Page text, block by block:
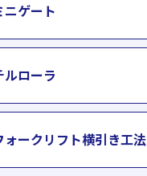
ニゲート
ルローラ
ォークリフト横引き工法